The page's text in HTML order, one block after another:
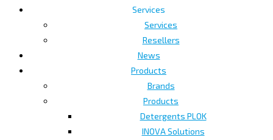
Services
Services
Resellers
News
Products
Brands
Products
Detergents PLOK
INOVA Solutions